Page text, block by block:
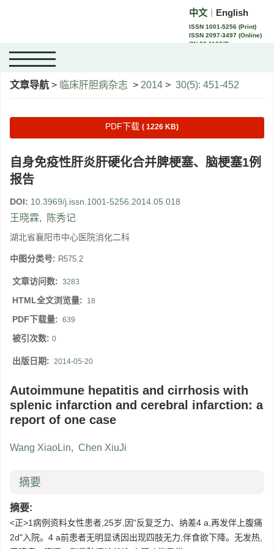
中文 English
ISSN 1001-5256 (Print)
ISSN 2097-3497 (Online)
CN 22-1108/R
文章导航 > 临床肝胆病杂志 > 2014 > 30(5): 451-452
PDF下载 ( 1226 KB)
自身免疫性肝炎肝硬化合并脾梗塞、脑梗塞1例
报告
DOI: 10.3969/j.issn.1001-5256.2014.05.018
王晓霖, 陈秀记
湖北省襄阳市中心医院消化二科
中图分类号: R575.2
文章访问数: 3283
HTML全文浏览量: 18
PDF下载量: 639
被引次数: 0
出版日期: 2014-05-20
Autoimmune hepatitis and cirrhosis with
splenic infarction and cerebral infarction: a
report of one case
Wang XiaoLin, Chen XiuJi
摘要
摘要:
<正>1病例资料女性患者,25岁,因"反复乏力、纳差4 a,再发伴上腹痛
2d"入院。4 a前患者无明显诱因出现四肢无力,伴食欲下降。无发热,